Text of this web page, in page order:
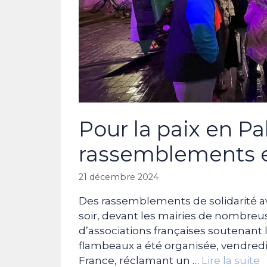
Pour la paix en
rassemblements
21 décembre 2024
Des rassemblements de solidarité
soir, devant les mairies de
d’associations françaises
flambeaux a été organisée,
France, réclamant un … Lire la suite